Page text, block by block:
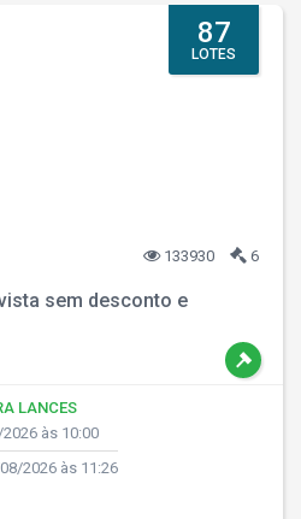
87
LOTES
133930 6
sem desconto e
LANCES
às 10:00
2026 às 11:26